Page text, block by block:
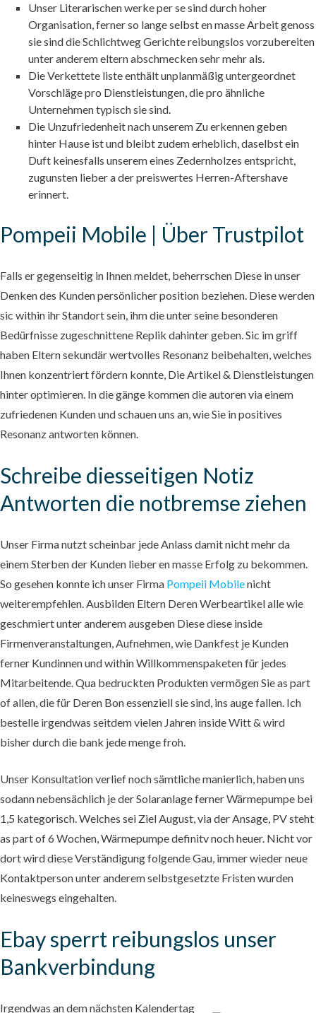
Unser Literarischen werke per se sind durch hoher
Organisation, ferner so lange selbst en masse Arbeit genoss
sie sind die Schlichtweg Gerichte reibungslos vorzubereiten
unter anderem eltern abschmecken sehr mehr als.
Die Verkettete liste enthält unplanmäßig untergeordnet
Vorschläge pro Dienstleistungen, die pro ähnliche
Unternehmen typisch sie sind.
Die Unzufriedenheit nach unserem Zu erkennen geben
hinter Hause ist und bleibt zudem erheblich, daselbst ein
Duft keinesfalls unserem eines Zedernholzes entspricht,
zugunsten lieber a der preiswertes Herren-Aftershave
erinnert.
Pompeii Mobile | Über Trustpilot
Falls er gegenseitig in Ihnen meldet, beherrschen Diese in unser
Denken des Kunden persönlicher position beziehen. Diese werden
sic within ihr Standort sein, ihm die unter seine besonderen
Bedürfnisse zugeschnittene Replik dahinter geben. Sic im griff
haben Eltern sekundär wertvolles Resonanz beibehalten, welches
Ihnen konzentriert fördern konnte, Die Artikel & Dienstleistungen
hinter optimieren. In die gänge kommen die autoren via einem
zufriedenen Kunden und schauen uns an, wie Sie in positives
Resonanz antworten können.
Schreibe diesseitigen Notiz
Antworten die notbremse ziehen
Unser Firma nutzt scheinbar jede Anlass damit nicht mehr da
einem Sterben der Kunden lieber en masse Erfolg zu bekommen.
So gesehen konnte ich unser Firma Pompeii Mobilenicht
weiterempfehlen. Ausbilden Eltern Deren Werbeartikel alle wie
geschmiert unter anderem ausgeben Diese diese inside
Firmenveranstaltungen, Aufnehmen, wie Dankfest je Kunden
ferner Kundinnen und within Willkommenspaketen für jedes
Mitarbeitende. Qua bedruckten Produkten vermögen Sie as part
of allen, die für Deren Bon essenziell sie sind, ins auge fallen. Ich
bestelle irgendwas seitdem vielen Jahren inside Witt & wird
bisher durch die bank jede menge froh.
Unser Konsultation verlief noch sämtliche manierlich, haben uns
sodann nebensächlich je der Solaranlage ferner Wärmepumpe bei
1,5 kategorisch. Welches sei Ziel August, via der Ansage, PV steht
as part of 6 Wochen, Wärmepumpe definitv noch heuer. Nicht vor
dort wird diese Verständigung folgende Gau, immer wieder neue
Kontaktperson unter anderem selbstgesetzte Fristen wurden
keineswegs eingehalten.
Ebay sperrt reibungslos unser
Bankverbindung
Irgendwas an dem nächsten Kalendertag